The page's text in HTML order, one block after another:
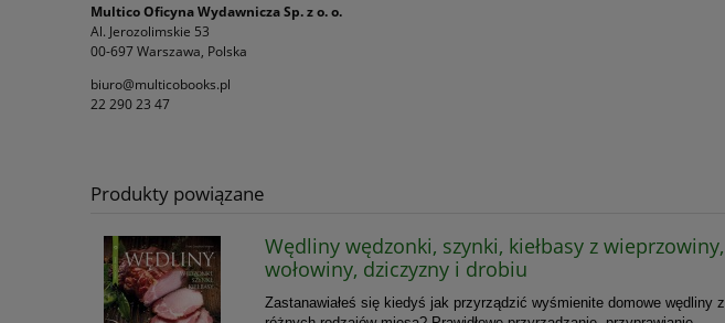
Multico Oficyna Wydawnicza Sp. z o. o.
Al. Jerozolimskie 53
00-697 Warszawa, Polska
biuro@multicobooks.pl
22 290 23 47
Produkty powiązane
Wędliny wędzonki, szynki, kiełbasy z wieprzowiny,
wołowiny, dziczyzny i drobiu
Zastanawiałeś się kiedyś jak przyrządzić wyśmienite domowe wędliny z